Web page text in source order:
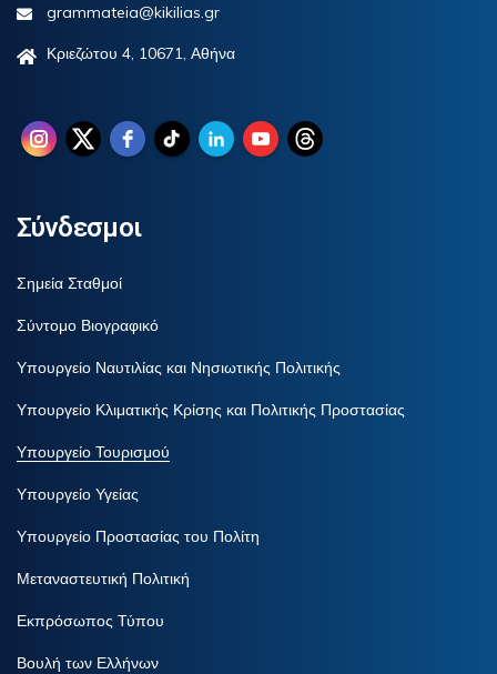
grammateia@kikilias.gr
Κριεζώτου 4, 10671, Αθήνα
Σύνδεσμοι
Σημεία Σταθμοί
Σύντομο Βιογραφικό
Υπουργείο Ναυτιλίας και Νησιωτικής Πολιτικής
Υπουργείο Κλιματικής Κρίσης και Πολιτικής Προστασίας
Υπουργείο Τουρισμού
Υπουργείο Υγείας
Υπουργείο Προστασίας του Πολίτη
Μεταναστευτική Πολιτική
Εκπρόσωπος Τύπου
Βουλή των Ελλήνων